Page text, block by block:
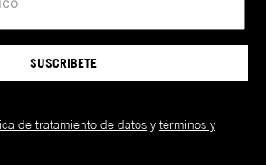
SUSCRIBETE
de tratamiento de datos ytérminos y